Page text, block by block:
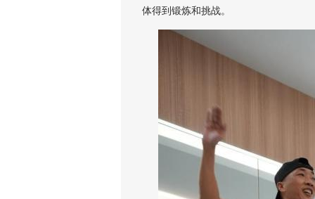
体得到锻炼和挑战。